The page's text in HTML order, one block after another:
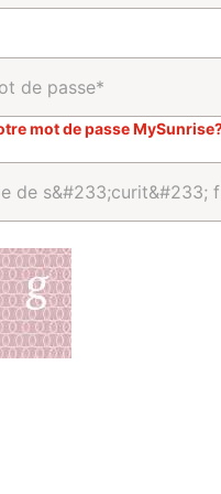
mot de passe